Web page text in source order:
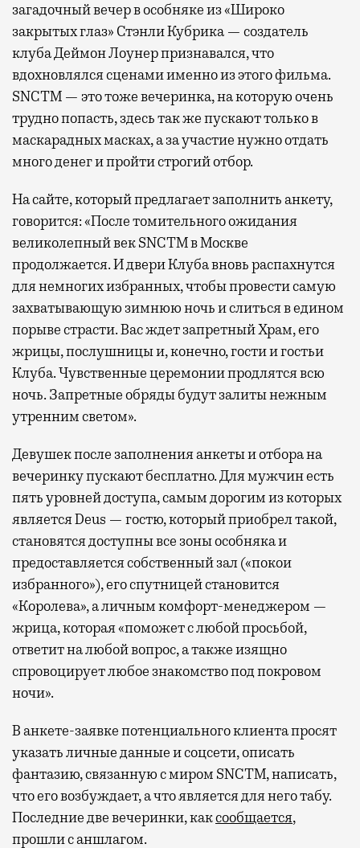
загадочный вечер в особняке из «Широко
закрытых глаз» Стэнли Кубрика — создатель
клуба Деймон Лоунер признавался, что
вдохновлялся сценами именно из этого фильма.
SNCTM — это тоже вечеринка, на которую очень
трудно попасть, здесь так же пускают только в
маскарадных масках, а за участие нужно отдать
много денег и пройти строгий отбор.
На сайте, который предлагает заполнить анкету,
говорится: «После томительного ожидания
великолепный век SNCTM в Москве
продолжается. И двери Клуба вновь распахнутся
для немногих избранных, чтобы провести самую
захватывающую зимнюю ночь и слиться в едином
порыве страсти. Вас ждет запретный Храм, его
жрицы, послушницы и, конечно, гости и гостьи
Клуба. Чувственные церемонии продлятся всю
ночь. Запретные обряды будут залиты нежным
утренним светом».
Девушек после заполнения анкеты и отбора на
вечеринку пускают бесплатно. Для мужчин есть
пять уровней доступа, самым дорогим из которых
является Deus — гостю, который приобрел такой,
становятся доступны все зоны особняка и
предоставляется собственный зал («покои
избранного»), его спутницей становится
«Королева», а личным комфорт-менеджером —
жрица, которая «поможет с любой просьбой,
ответит на любой вопрос, а также изящно
спровоцирует любое знакомство под покровом
ночи».
В анкете-заявке потенциального клиента просят
указать личные данные и соцсети, описать
фантазию, связанную с миром SNCTM, написать,
что его возбуждает, а что является для него табу.
Последние две вечеринки, каксообщается,
прошли с аншлагом.